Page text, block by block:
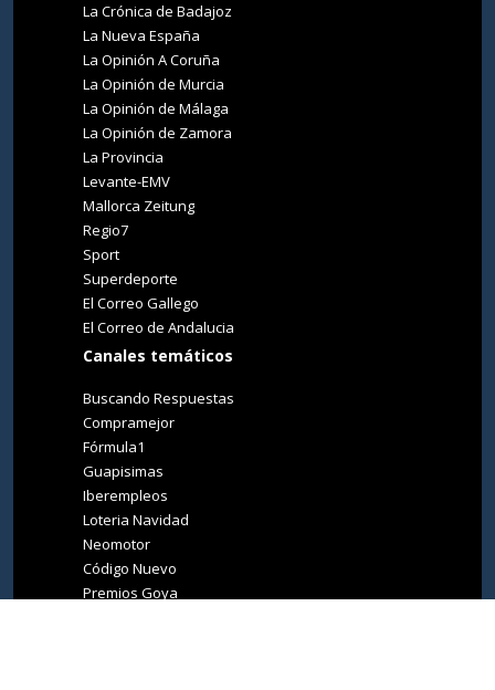
La Crónica de Badajoz
La Nueva España
La Opinión A Coruña
La Opinión de Murcia
La Opinión de Málaga
La Opinión de Zamora
La Provincia
Levante-EMV
Mallorca Zeitung
Regio7
Sport
Superdeporte
El Correo Gallego
El Correo de Andalucia
Canales temáticos
Buscando Respuestas
Compramejor
Fórmula1
Guapisimas
Iberempleos
Loteria Navidad
Neomotor
Código Nuevo
Premios Goya